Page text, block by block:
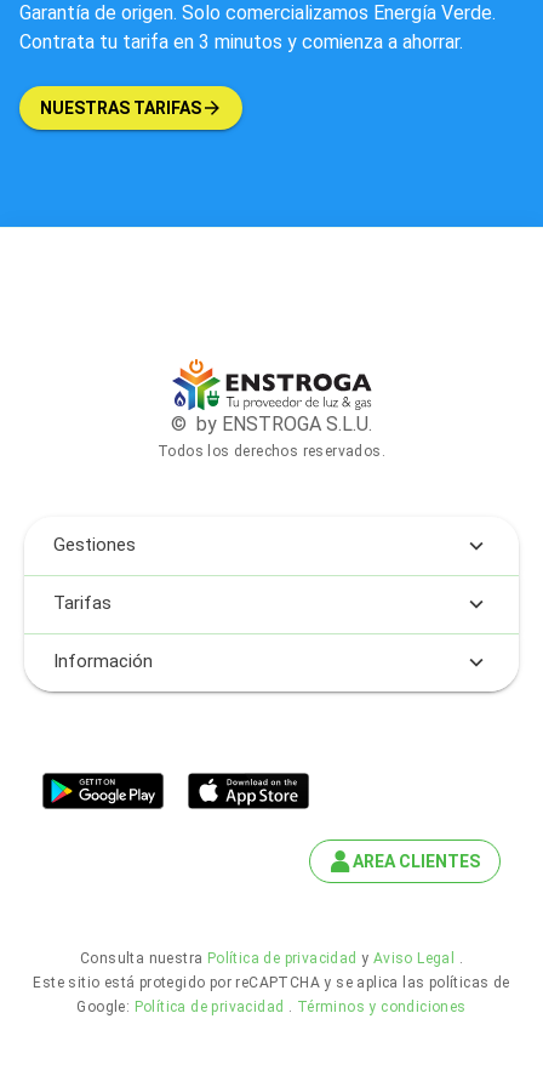
Garantía de origen. Solo comercializamos Energía Verde.
Contrata tu tarifa en 3 minutos y comienza a ahorrar.
NUESTRAS TARIFAS
© by ENSTROGA S.L.U.
Todos los derechos reservados.
Gestiones
Tarifas
Información
AREA CLIENTES
Consulta nuestra Política de privacidad y Aviso Legal
Este sitio está protegido por reCAPTCHA y se aplica las políticas de
Google: Política de privacidad Términos y condiciones